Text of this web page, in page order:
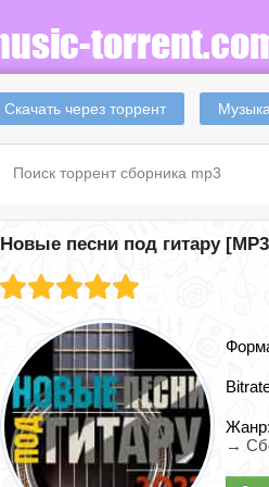
Скачать через торрент
Новые песни под гитару
→